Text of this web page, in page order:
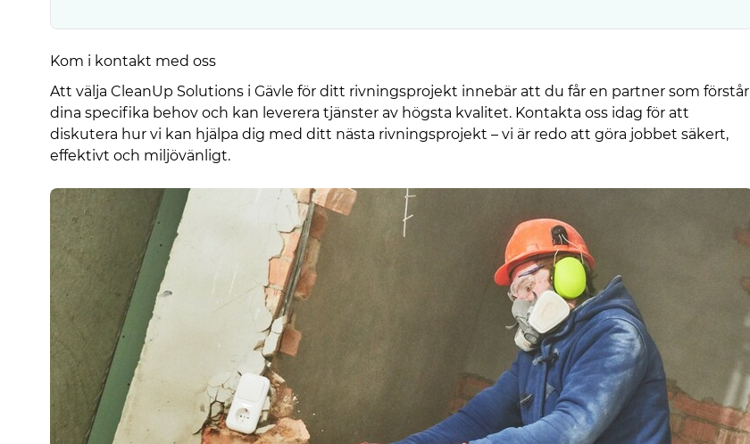
Kom i kontakt med oss
Att välja CleanUp Solutions i Gävle för ditt rivningsprojekt innebär att du får en partner som förstår
dina specifika behov och kan leverera tjänster av högsta kvalitet. Kontakta oss idag för att
diskutera hur vi kan hjälpa dig med ditt nästa rivningsprojekt – vi är redo att göra jobbet säkert,
effektivt och miljövänligt.